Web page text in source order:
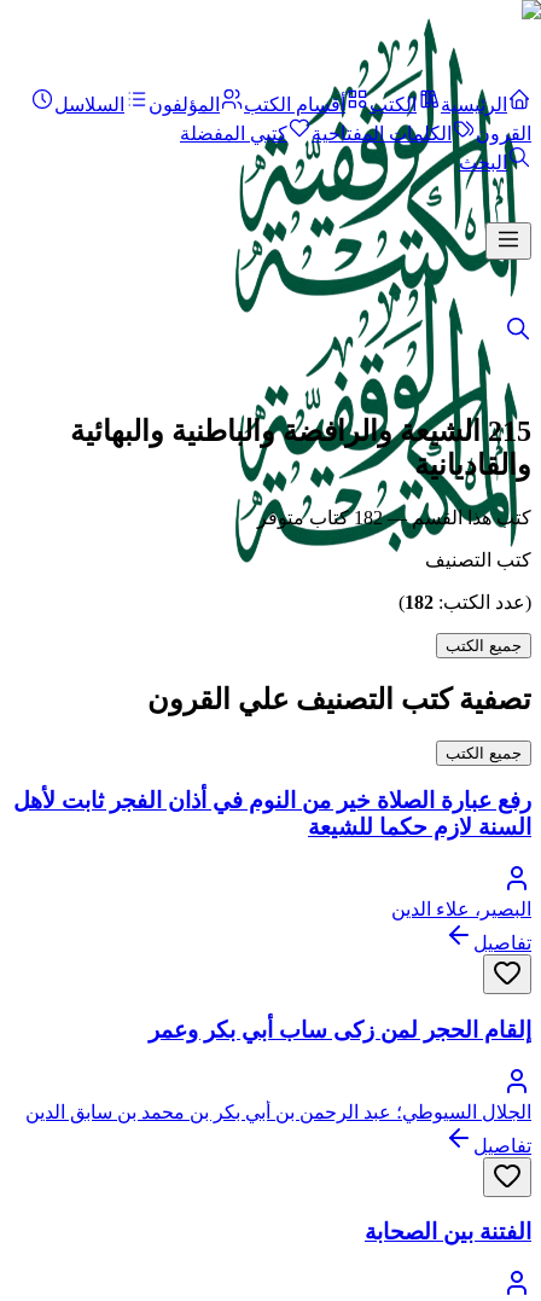
الرئيسية الكتب أقسام الكتب المؤلفون
السلاسل
القرون
الكلمات المفتاحية
كتبي المفضلة
البحث
215 الشيعة والرافضة والباطنية والبهائية
والقاديانية
كتب هذا القسم — 182 كتاب متوفر
كتب التصنيف
(عدد الكتب: 182
)
جميع الكتب
تصفية كتب التصنيف علي القرون
جميع الكتب
رفع عبارة الصلاة خير من النوم في أذان الفجر ثابت لأهل
السنة لازم حكما للشيعة
البصير، علاء الدين
تفاصيل
إلقام الحجر لمن زكى ساب أبي بكر وعمر
الجلال السيوطي؛ عبد الرحمن بن أبي بكر بن محمد بن سابق الدين
الخضيري السيوطي، جلال الدين
تفاصيل
الفتنة بين الصحابة